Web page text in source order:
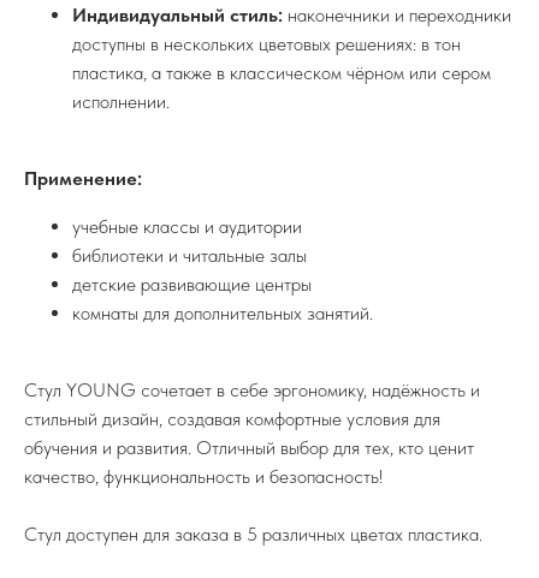
Индивидуальный стиль: наконечники и переходники
доступны в нескольких цветовых решениях: в тон
пластика, а также в классическом чёрном или сером
исполнении.
Применение:
учебные классы и аудитории
библиотеки и читальные залы
детские развивающие центры
комнаты для дополнительных занятий.
Стул YOUNG сочетает в себе эргономику, надёжность и
стильный дизайн, создавая комфортные условия для
обучения и развития. Отличный выбор для тех, кто ценит
качество, функциональность и безопасность!
Стул доступен для заказа в 5 различных цветах пластика.